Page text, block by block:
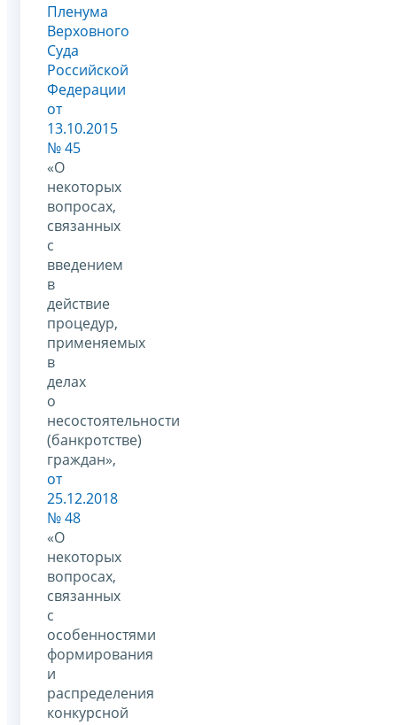
Пленума
Верховного
Суда
Российской
Федерации
от
13.10.2015
№ 45
«О
некоторых
вопросах,
связанных
с
введением
в
действие
процедур,
применяемых
в
делах
о
несостоятельности
(банкротстве)
граждан»,
от
25.12.2018
№ 48
«О
некоторых
вопросах,
связанных
с
особенностями
формирования
и
распределения
конкурсной